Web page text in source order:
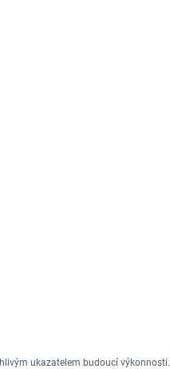
ukazatelem budoucí výkonnosti.